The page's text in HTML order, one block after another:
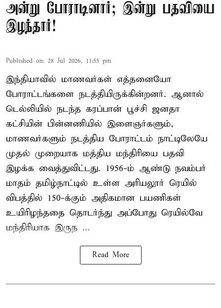
அன்று போராடினார்; இன்று பதவியை
இழந்தார்!
Published on: 28 Jul 2026, 11:55 pm
இந்தியாவில் மாணவர்கள் எத்தனையோ
போராட்டங்களை நடத்தியிருக்கின்றனர். ஆனால்
டெல்லியில் நடந்த கரப்பான் பூச்சி ஜனதா
கட்சியின் பின்னணியில் இளைஞர்களும்,
மாணவர்களும் நடத்திய போராட்டம் நாட்டிலேயே
முதல் முறையாக மத்திய மந்திரியை பதவி
இழக்க வைத்துவிட்டது. 1956-ம் ஆண்டு நவம்பர்
மாதம் தமிழ்நாட்டில் உள்ள அரியலூர் ரெயில்
விபத்தில் 150-க்கும் அதிகமான பயணிகள்
உயிரிழந்ததை தொடர்ந்து அப்போது ரெயில்வே
மந்திரியாக இருந ...
Read More